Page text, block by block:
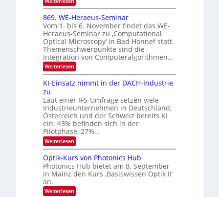
2
6
-
u
n
d
B
i
l
d
v
r
a
r
b
e
i
t
u
n
s
m
i
t
d
e
n
k
t
E
x
o
s
e
n
s
m
e
l
d
e
t
a
r
k
e
s
W
a
c
h
s
t
u
m
869. WE-Heraeus-Seminar
Vom 1. bis 6. November findet das WE-
Heraeus-Seminar zu ‚Computational
Optical Microscopy‘ in Bad Honnef statt.
Themenschwerpunkte sind die
Integration von Computeralgorithmen…
Weiterlesen:
8
9
W
E
-
H
e
r
a
e
u
s
-
S
m
KI-Einsatz nimmt in der DACH-Industrie
zu
Laut einer IFS-Umfrage setzen viele
Industrieunternehmen in Deutschland,
Österreich und der Schweiz bereits KI
ein: 43% befinden sich in der
Pilotphase, 27%…
Weiterlesen:
K
-
E
i
s
a
Optik-Kurs von Photonics Hub
Photonics Hub bietet am 8. September
in Mainz den Kurs ‚Basiswissen Optik II‘
an.
Weiterlesen: